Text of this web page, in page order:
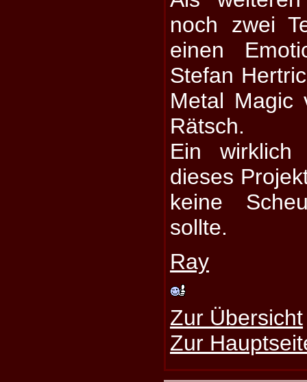
noch zwei
einen
Stefan
Metal Magic
Rätsch.
Ein wirklich
dieses
keine
sollte.
Ray
Zur Übersicht
Zur